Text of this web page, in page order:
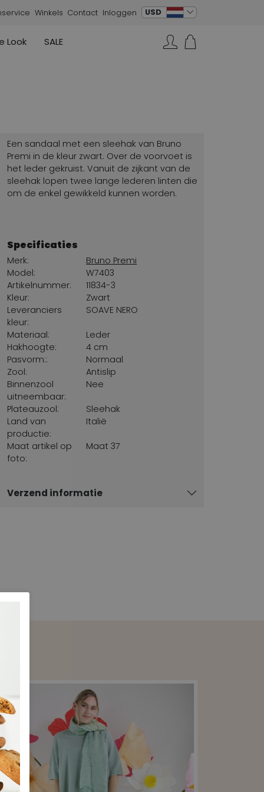
Winkels Contact Inloggen USD verander taal
AGL
Look
SALE
Marc Cain
Een sandaal met een sleehak van Bruno
Premi in de kleur zwart. Over de voorvoet is
het leder gekruist. Vanuit de zijkant van de
sleehak lopen twee lange lederen linten die
om de enkel gewikkeld kunnen worden.
Specificaties
Merk:
Bruno Premi
Model:
W7403
Artikelnummer:
11834-3
Kleur:
Zwart
Leveranciers
kleur:
SOAVE NERO
Materiaal:
Leder
Hakhoogte:
4 cm
Pasvorm::
Normaal
Zool:
Antislip
Binnenzool
uitneembaar:
Nee
Plateauzool:
Sleehak
Land van
productie:
Italië
Maat artikel op
foto:
Maat 37
Verzend informatie